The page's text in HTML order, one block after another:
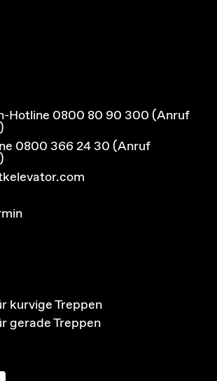
Hotline 0800 80 90 300 (Anruf
0800 366 24 30 (Anruf
kurvige Treppen
gerade Treppen